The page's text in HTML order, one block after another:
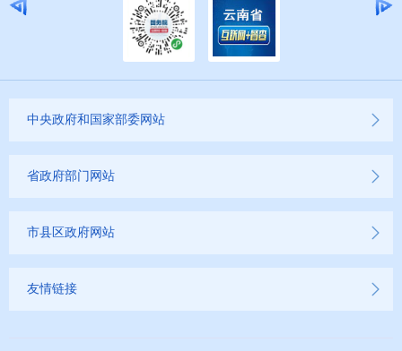
中央政府和国家部委网站
省政府部门网站
市县区政府网站
友情链接